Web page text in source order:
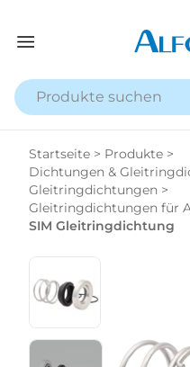
Startseite > Produkte >
Dichtungen &
Gleitringdichtungen >
Gleitringdichtungen für
SIM Gleitringdichtung